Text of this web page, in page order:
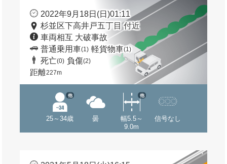
2022年9月18日(日)01:11
杉並区下高井戸五丁目 付近
車両相互 大破事故
普通乗用車(1) 軽貨物車(1)
死亡(0) 負傷(2)
距離227m
25～34歳
他
曇
幅5.5～
9.0m
他
信号なし